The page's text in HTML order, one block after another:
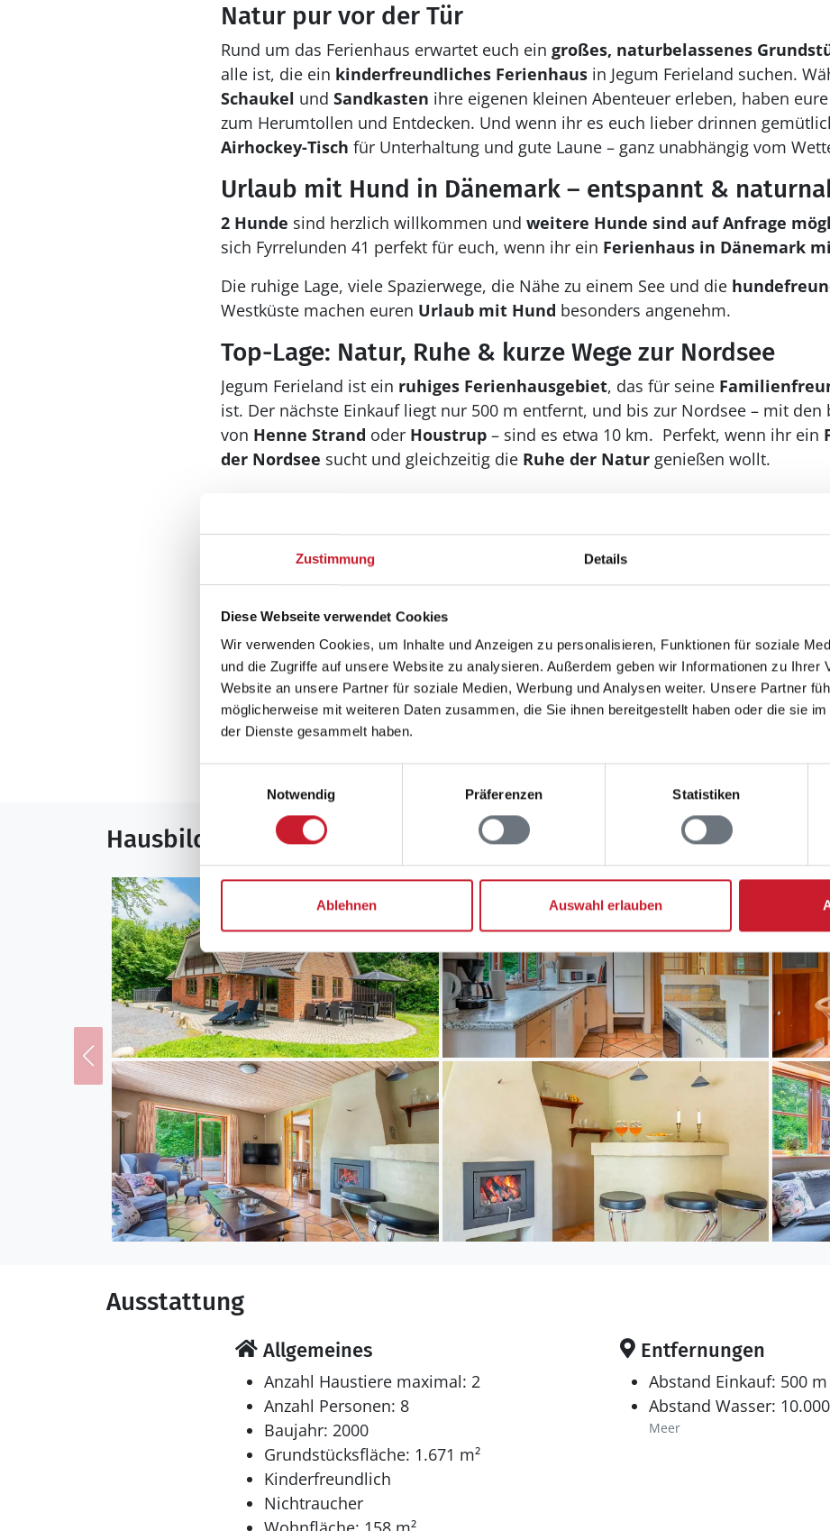
Zustimmung Details
Diese Webseite verwendet Cookies
Wir verwenden Cookies, um Inhalte und Anzeigen zu personalisieren, Funktionen für soziale
und die Zugriffe auf unsere Website zu analysieren. Außerdem geben wir Informationen zu Ihrer
Website an unsere Partner für soziale Medien, Werbung und Analysen weiter. Unsere Partner
möglicherweise mit weiteren Daten zusammen, die Sie ihnen bereitgestellt haben oder die sie
der Dienste gesammelt haben.
Notwendig
Präferenzen Statistiken
Ablehnen Auswahl erlauben
Natur pur vor der Tür
Rund um das Ferienhaus erwartet euch ein großes, naturbelassenes
alle ist, die ein kinderfreundliches Ferienhausin Jegum Ferieland suchen.
Schaukel und Sandkasten ihre eigenen kleinen Abenteuer erleben, haben
zum Herumtollen und Entdecken. Und wenn ihr es euch lieber drinnen
Airhockey-Tisch für Unterhaltung und gute Laune – ganz unabhängig vom
Urlaub mit Hund in Dänemark – entspannt &
2 Hunde sind herzlich willkommen und weitere Hunde sind auf Anfrage
sich Fyrrelunden 41 perfekt für euch, wenn ihr ein Ferienhaus in Dänemark
Die ruhige Lage, viele Spazierwege, die Nähe zu einem See und die
Westküste machen euren Urlaub mit Hund besonders angenehm.
Top-Lage: Natur, Ruhe & kurze Wege zur Nordsee
Jegum Ferieland ist ein ruhiges Ferienhausgebiet, das für seine
ist. Der nächste Einkauf liegt nur 500 m entfernt, und bis zur Nordsee – mit den
von Henne Strand oder Houstrup– sind es etwa 10 km. Perfekt, wenn ihr ein
der Nordsee sucht und gleichzeitig die Ruhe der Naturgenießen wollt.
Fazit: Euer Ferienhaus in Jegum – modern,
perfekt für 8 Personen
Lage, viel Natur, Platz für Familie und Freunde, moderne Ausstattung, Wellness
beste Voraussetzungen für denUrlaub mit Hund. Ein Ferienhaus, das euch
seinem Komfort und seiner Lage in Jegum Ferieland begeistert – und zu dem
zurückkehrt.
Hausbilder
Ausstattung
Allgemeines
Anzahl Haustiere maximal: 2
Anzahl Personen: 8
Baujahr: 2000
Grundstücksfläche: 1.671 m²
Kinderfreundlich
Nichtraucher
Entfernungen
Abstand Einkauf: 500 m
Abstand Wasser:
Meer